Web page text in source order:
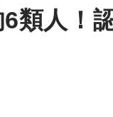
類人！